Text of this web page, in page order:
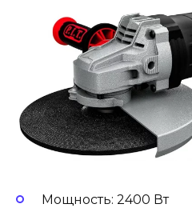
Мощность: 2400 Вт